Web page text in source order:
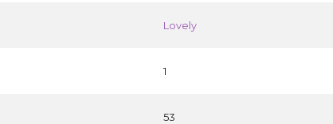
Lovely
1
53